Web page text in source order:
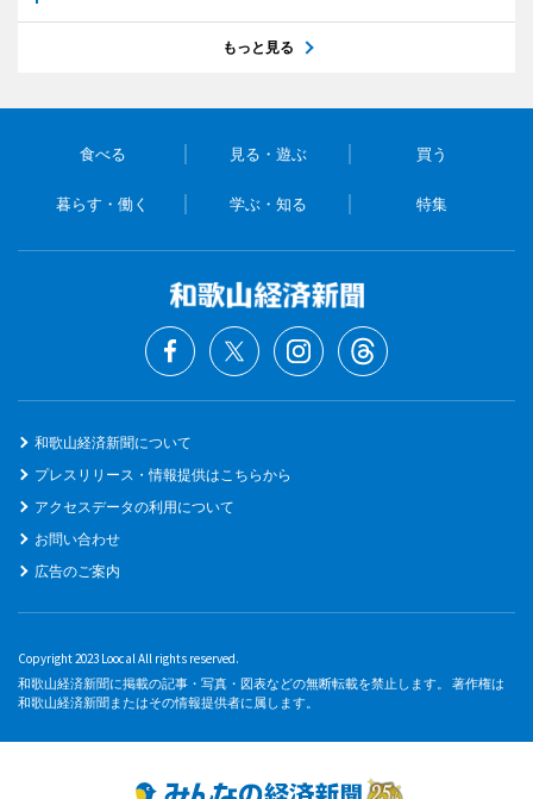
もっと見る
食べる 見る・遊ぶ 買う
暮らす・働く 学ぶ・知る 特集
和歌山経済新聞について
プレスリリース・情報提供はこちらから
アクセスデータの利用について
お問い合わせ
広告のご案内
Copyright 2023 Loocal All rights reserved.
和歌山経済新聞に掲載の記事・写真・図表などの無断転載を禁止します。 著作権は
和歌山経済新聞またはその情報提供者に属します。